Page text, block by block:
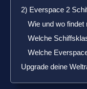
2) Everspace 2
Wie und wo
Welche
Welche
Upgrade deine